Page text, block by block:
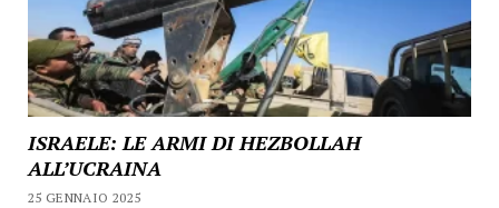
ISRAELE: LE ARMI DI HEZBOLLAH
ALL’UCRAINA
25 GENNAIO 2025